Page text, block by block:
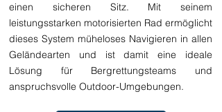
einen sicheren Sitz. Mit seinem
leistungsstarken motorisierten Rad ermöglicht
dieses System müheloses Navigieren in allen
Geländearten und ist damit eine ideale
Lösung für Bergrettungsteams und
anspruchsvolle Outdoor-Umgebungen.